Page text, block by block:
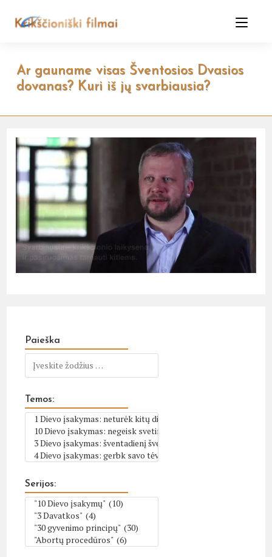
Ar gauname visas Šventosios Dvasios
dovanas? Kuri iš jų svarbiausia?
Paieška
Temos:
Serijos: